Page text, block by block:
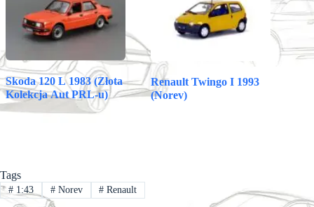
Skoda 120 L 1983 (Złota
Kolekcja Aut PRL-u)
Renault Twingo I 1993
(Norev)
Tags
#1:43 #Norev # Renault